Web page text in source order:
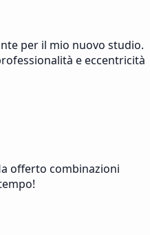
per il mio nuovo studio.
e eccentricità
offerto combinazioni